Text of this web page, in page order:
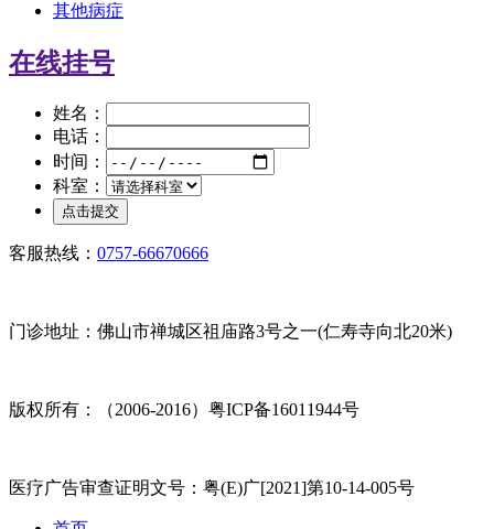
其他病症
在线挂号
姓名：
电话：
时间：
科室：
客服热线： 0757-66670666
门诊地址：佛山市禅城区祖庙路3号之一(仁寿寺向北20米)
版权所有：（2006-2016）粤ICP备16011944号
医疗广告审查证明文号：粤(E)广[2021]第10-14-005号